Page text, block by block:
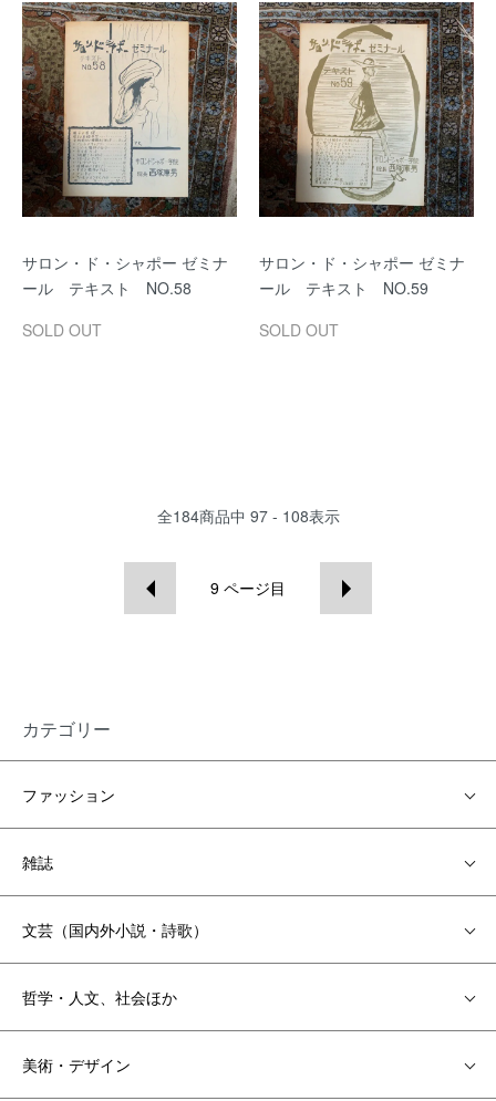
サロン・ド・シャポー ゼミナ
ール テキスト NO.58
SOLD OUT
サロン・ド・シャポー ゼミナ
ール テキスト NO.59
SOLD OUT
全184商品中 97 - 108表示
9 ページ目
カテゴリー
ファッション
雑誌
文芸（国内外小説・詩歌）
哲学・人文、社会ほか
美術・デザイン